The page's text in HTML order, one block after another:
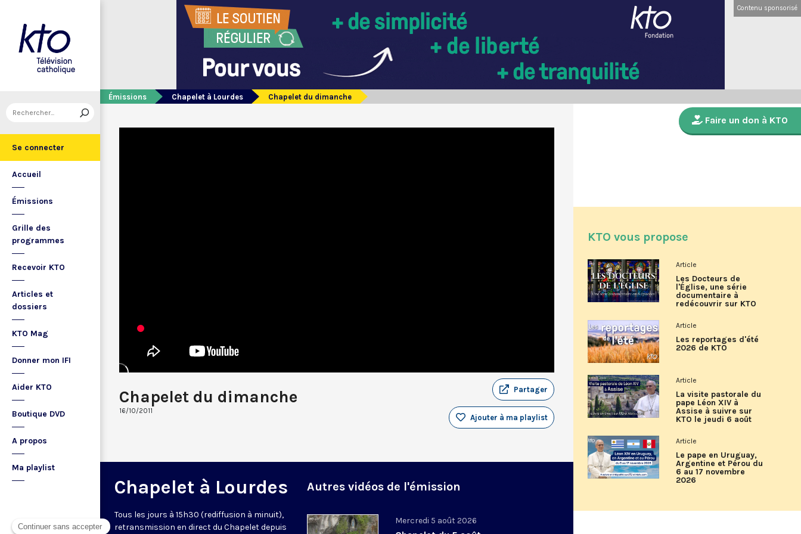
Se connecter
Accueil
Émissions
Grille des
programmes
Recevoir KTO
Articles et
dossiers
KTO Mag
Donner mon IFI
Aider KTO
Boutique DVD
A propos
Ma playlist
Contenu sponsorisé
Émissions Chapelet à Lourdes Chapelet du dimanche
Chapelet du dimanche
16/10/2011
Partager
Ajouter à ma playlist
Chapelet à Lourdes
Tous les jours à 15h30 (rediffusion à minuit),
retransmission en direct du Chapelet depuis
Autres vidéos de l'émission
Mercredi 5 août 2026
Faire un don à KTO
KTO vous propose
Article
Les Docteurs de
l'Église, une série
documentaire à
redécouvrir sur KTO
Article
Les reportages d'été
2026 de KTO
Article
La visite pastorale du
pape Léon XIV à
Assise à suivre sur
KTO le jeudi 6 août
Article
Le pape en Uruguay,
Argentine et Pérou du
6 au 17 novembre
2026